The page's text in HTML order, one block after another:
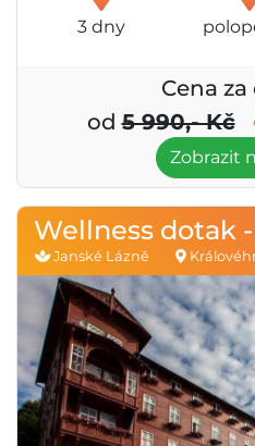
3 dny
Cena
od5 990,- Kč
Zobrazit
Wellness dotak
Janské Lázně